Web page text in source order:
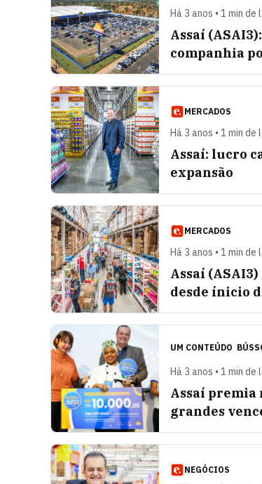
Há 3 anos • 1 min de
Assaí
companhia
MERCADOS
Há 3 anos • 1 min de
Assaí: lucro
expansão
MERCADOS
Há 3 anos • 1 min de
Assaí
desde ínicio
UM CONTEÚDO
Há 3 anos • 1 min de
Assaí premia
grandes
NEGÓCIOS